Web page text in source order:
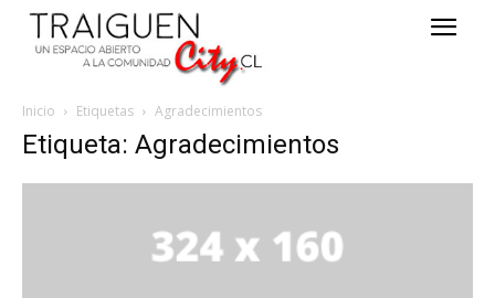
Inicio Etiquetas Agradecimientos
Etiqueta: Agradecimientos